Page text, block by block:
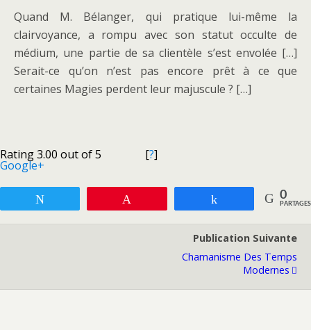
Quand M. Bélanger, qui pratique lui-même la
clairvoyance, a rompu avec son statut occulte de
médium, une partie de sa clientèle s’est envolée […]
Serait-ce qu’on n’est pas encore prêt à ce que
certaines Magies perdent leur majuscule ? […]
Rating 3.00 out of 5 [?]
Google+
Partagez 0
PARTAGES
Publication Suivante
Chamanisme Des Temps
Modernes